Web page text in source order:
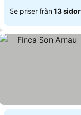
Se priser från 13 sidor